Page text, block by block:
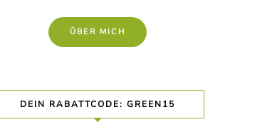
ÜBER MICH
DEIN RABATTCODE: GREEN15